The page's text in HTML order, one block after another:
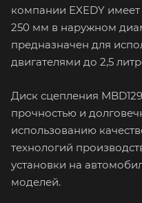
компании EXEDY
250 мм в наружном
предназначен для
двигателями до 2,5
Диск сцепления
прочностью и
использованию
технологий
установки на
моделей.